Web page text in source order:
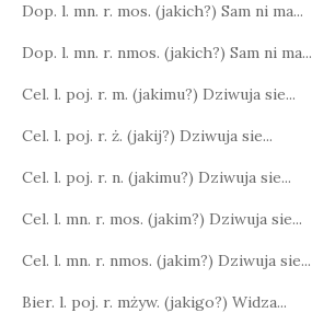
Dop. l. mn. r. mos. (jakich?) Sam ni ma...
Dop. l. mn. r. nmos. (jakich?) Sam ni ma...
Cel. l. poj. r. m. (jakimu?) Dziwuja sie...
Cel. l. poj. r. ż. (jakij?) Dziwuja sie...
Cel. l. poj. r. n. (jakimu?) Dziwuja sie...
Cel. l. mn. r. mos. (jakim?) Dziwuja sie...
Cel. l. mn. r. nmos. (jakim?) Dziwuja sie...
Bier. l. poj. r. mżyw. (jakigo?) Widza...